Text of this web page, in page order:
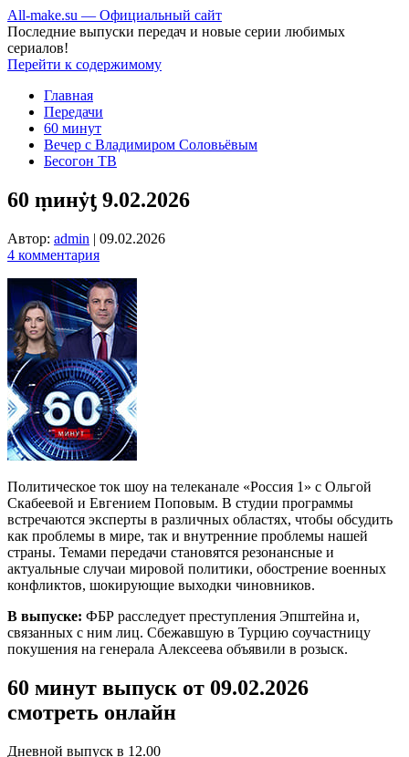
All-make.su — Официальный сайт
Последние выпуски передач и новые серии любимых
сериалов!
Перейти к содержимому
Главная
Передачи
60 минут
Вечер с Владимиром Соловьёвым
Бесогон ТВ
60 ṃинẏƫ 9.02.2026
Автор: admin | 09.02.2026
4 комментария
Политическое ток шоу на телеканале «Россия 1» с Ольгой
Скабеевой и Евгением Поповым. В студии программы
встречаются эксперты в различных областях, чтобы обсудить
как проблемы в мире, так и внутренние проблемы нашей
страны. Темами передачи становятся резонансные и
актуальные случаи мировой политики, обострение военных
конфликтов, шокирующие выходки чиновников.
В выпуске: ФБР расследует преступления Эпштейна и,
связанных с ним лиц. Сбежавшую в Турцию соучастницу
покушения на генерала Алексеева объявили в розыск.
60 минут выпуск от 09.02.2026
смотреть онлайн
Дневной выпуск в 12.00